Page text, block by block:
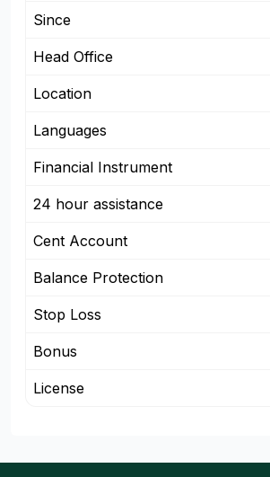
Since
Head Office
Location
Languages
Financial Instrument
24 hour assistance
Cent Account
Balance Protection
Stop Loss
Bonus
License